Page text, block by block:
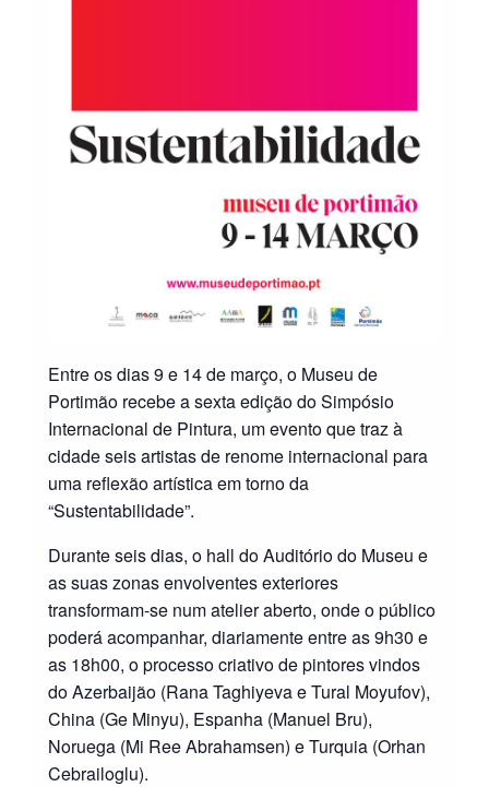
Entre os dias 9 e 14 de março, o Museu de
Portimão recebe a sexta edição do Simpósio
Internacional de Pintura, um evento que traz à
cidade seis artistas de renome internacional para
uma reflexão artística em torno da
“Sustentabilidade”.
Durante seis dias, o hall do Auditório do Museu e
as suas zonas envolventes exteriores
transformam-se num atelier aberto, onde o público
poderá acompanhar, diariamente entre as 9h30 e
as 18h00, o processo criativo de pintores vindos
do Azerbaijão (Rana Taghiyeva e Tural Moyufov),
China (Ge Minyu), Espanha (Manuel Bru),
Noruega (Mi Ree Abrahamsen) e Turquia (Orhan
Cebrailoglu).